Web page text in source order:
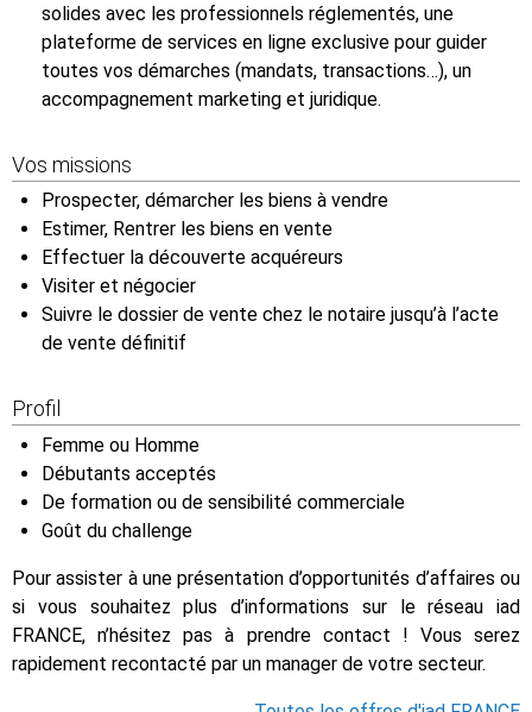
solides avec les professionnels réglementés, une
plateforme de services en ligne exclusive pour guider
toutes vos démarches (mandats, transactions…), un
accompagnement marketing et juridique.
Vos missions
Prospecter, démarcher les biens à vendre
Estimer, Rentrer les biens en vente
Effectuer la découverte acquéreurs
Visiter et négocier
Suivre le dossier de vente chez le notaire jusqu’à l’acte
de vente définitif
Profil
Femme ou Homme
Débutants acceptés
De formation ou de sensibilité commerciale
Goût du challenge
Pour assister à une présentation d’opportunités d’affaires ou
si vous souhaitez plus d’informations sur le réseau iad
FRANCE, n’hésitez pas à prendre contact ! Vous serez
rapidement recontacté par un manager de votre secteur.